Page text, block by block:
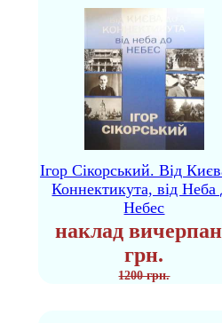
Ігор Сікорський. Від
Коннектикута, від Неба
Небес
наклад
грн.
1200 грн.